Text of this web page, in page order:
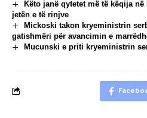
Këto janë qytetet më të këqija
jetën e të rinjve
Mickoski takon kryeministrin
gatishmëri për avancimin e
Mucunski e priti kryeministrin